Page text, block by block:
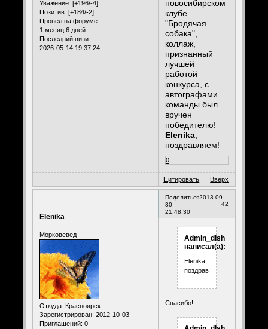
Уважение: [+196/-4]
Позитив: [+184/-2]
Провел на форуме:
1 месяц 6 дней
Последний визит:
2026-05-14 19:37:24
новосибирском
клубе
"Бродячая
собака",
коллаж,
признанный
лучшей
работой
конкурса, с
автографами
команды был
вручен
победителю!
Elenika,
поздравляем!
0
Цитировать Вверх
Поделиться
42
2013-09-
30
21:48:30
Elenika
Морковевед
Откуда: Красноярск
Зарегистрирован: 2012-10-03
Приглашений: 0
Admin_dlsh
написал(а):
Elenika,
поздравляем!
Спасибо!